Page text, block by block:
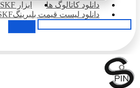
دانلود کاتالوگ ها
ابزار SKF
دانلود لیست قیمت بلبرینگSKF